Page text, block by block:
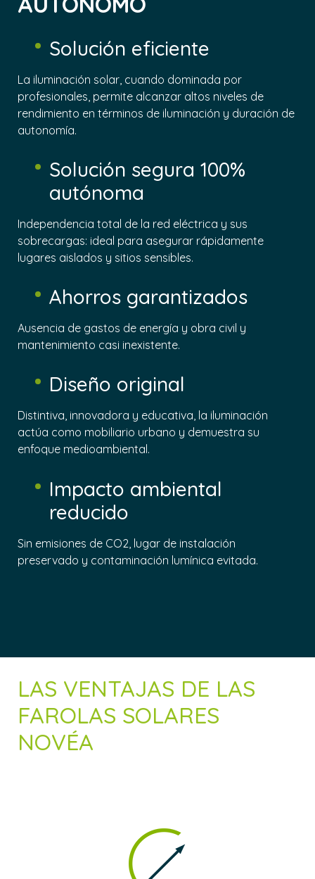
Solución eficiente
La iluminación solar, cuando dominada por
profesionales, permite alcanzar altos niveles de
rendimiento en términos de iluminación y duración de
autonomía.
Solución segura 100%
autónoma
Independencia total de la red eléctrica y sus
sobrecargas: ideal para asegurar rápidamente
lugares aislados y sitios sensibles.
Ahorros garantizados
Ausencia de gastos de energía y obra civil y
mantenimiento casi inexistente.
Diseño original
Distintiva, innovadora y educativa, la iluminación
actúa como mobiliario urbano y demuestra su
enfoque medioambiental.
Impacto ambiental
reducido
Sin emisiones de CO2, lugar de instalación
preservado y contaminación lumínica evitada.
LAS VENTAJAS DE LAS
FAROLAS SOLARES
NOVÉA